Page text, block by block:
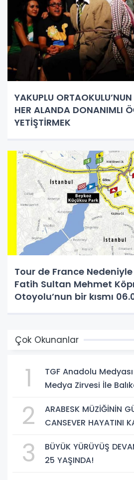
YAKUPLU
HER ALANDA DONANIMLI
YETİŞTİRMEK
Tour de France
Fatih Sultan Mehmet
Otoyolu’nun bir kısmı
Trafiğe Kapatılacak
Çok Okunanlar
1
TGF Anadolu
Medya Zirvesi İle
2
ARABESK MÜZİĞİNİN
CANSEVER HAYATINI
3
BÜYÜK YÜRÜYÜŞ
25 YAŞINDA!